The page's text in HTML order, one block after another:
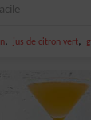
, jus de citron vert,